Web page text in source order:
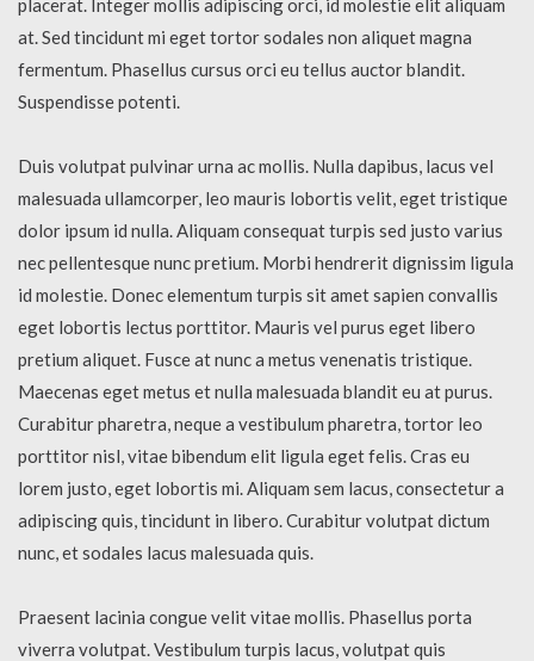
placerat. Integer mollis adipiscing orci, id molestie elit aliquam
at. Sed tincidunt mi eget tortor sodales non aliquet magna
fermentum. Phasellus cursus orci eu tellus auctor blandit.
Suspendisse potenti.
Duis volutpat pulvinar urna ac mollis. Nulla dapibus, lacus vel
malesuada ullamcorper, leo mauris lobortis velit, eget tristique
dolor ipsum id nulla. Aliquam consequat turpis sed justo varius
nec pellentesque nunc pretium. Morbi hendrerit dignissim ligula
id molestie. Donec elementum turpis sit amet sapien convallis
eget lobortis lectus porttitor. Mauris vel purus eget libero
pretium aliquet. Fusce at nunc a metus venenatis tristique.
Maecenas eget metus et nulla malesuada blandit eu at purus.
Curabitur pharetra, neque a vestibulum pharetra, tortor leo
porttitor nisl, vitae bibendum elit ligula eget felis. Cras eu
lorem justo, eget lobortis mi. Aliquam sem lacus, consectetur a
adipiscing quis, tincidunt in libero. Curabitur volutpat dictum
nunc, et sodales lacus malesuada quis.
Praesent lacinia congue velit vitae mollis. Phasellus porta
viverra volutpat. Vestibulum turpis lacus, volutpat quis